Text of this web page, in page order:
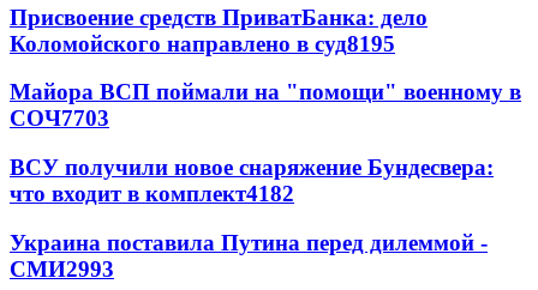
Присвоение средств ПриватБанка: дело
Коломойского направлено в суд8195
Майора ВСП поймали на "помощи" военному в
СОЧ7703
ВСУ получили новое снаряжение Бундесвера:
что входит в комплект4182
Украина поставила Путина перед дилеммой -
СМИ2993